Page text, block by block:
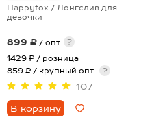
Happyfox / Лонгслив для
девочки
899 ₽ / опт
?
1429 ₽ / розница
859 ₽ / крупный опт
?
107
В корзину